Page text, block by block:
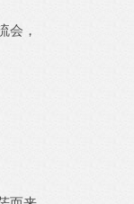
会，